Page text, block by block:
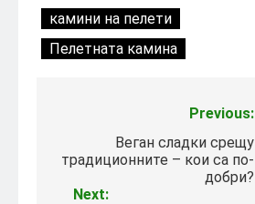
камини на пелети
Пелетната камина
navigation
Previous:
Веган сладки срещу
традиционните – кои са по-
добри?
Next: